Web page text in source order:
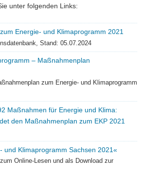
unter folgenden Links:
Energie- und Klimaprogramm 2021
Stand: 05.07.2024
– Maßnahmenplan
zum Energie- und Klimaprogramm
Maßnahmen für Energie und Klima:
den Maßnahmenplan zum EKP 2021
und Klimaprogramm Sachsen 2021«
Online-Lesen und als Download zur